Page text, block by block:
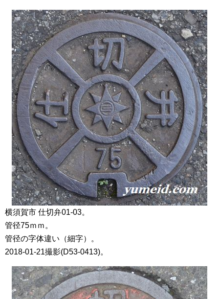
横須賀市 仕切弁01-03。
管径75ｍｍ。
管径の字体違い（細字）。
2018-01-21撮影(D53-0413)。